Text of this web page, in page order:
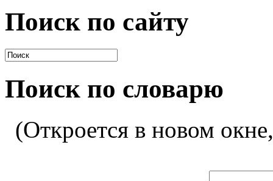
Поиск по сайту
Поиск по словарю
(Откроется в новом